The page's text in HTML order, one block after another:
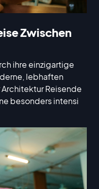
Zwischen
ihre einzigartige
lebhaften
Reisende
besonders intensi